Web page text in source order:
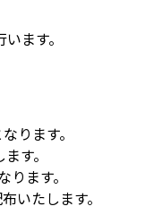
ます。
ります。
す。
ます。
いたします。